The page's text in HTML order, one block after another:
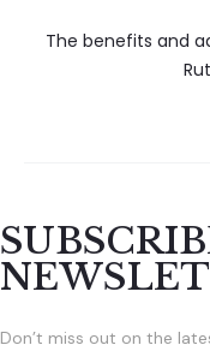
The benefits and
Don’t miss out on the